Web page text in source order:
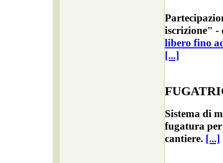
iscrizione" -
libero fino
[...]
Sistema di
fugatura
cantiere. [...]